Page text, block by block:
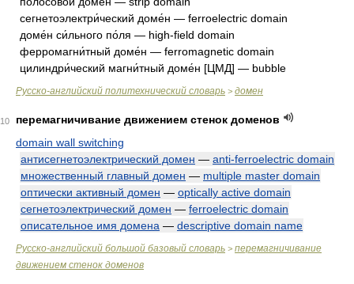
сегнетоэлектри́ческий доме́н — ferroelectric domain
доме́н си́льного по́ля — high-field domain
ферромагни́тный доме́н — ferromagnetic domain
цилиндри́ческий магни́тный доме́н [ЦМД] — bubble
Русско-английский политехнический словарь > домен
10
перемагничивание движением стенок доменов
domain wall switching
антисегнетоэлектрический домен — anti-ferroelectric domain
множественный главный домен — multiple master domain
оптически активный домен — optically active domain
сегнетоэлектрический домен — ferroelectric domain
описательное имя домена — descriptive domain name
Русско-английский большой базовый словарь > перемагничивание
движением стенок доменов